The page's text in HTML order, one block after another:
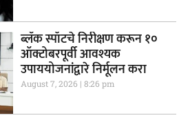
ब्लॅक स्पॉटचे निरीक्षण करून १०
ऑक्टोबरपूर्वी आवश्यक
उपाययोजनांद्वारे निर्मूलन करा
August 7, 2026 8:26 pm